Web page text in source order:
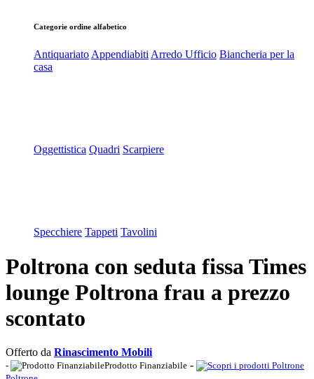
Categorie ordine alfabetico
Antiquariato Appendiabiti Arredo Ufficio Biancheria per la
casa
Oggettistica Quadri Scarpiere
Specchiere Tappeti Tavolini
Poltrona con seduta fissa Times
lounge Poltrona frau a prezzo
scontato
Offerto da Rinascimento Mobili
- Prodotto Finanziabile -